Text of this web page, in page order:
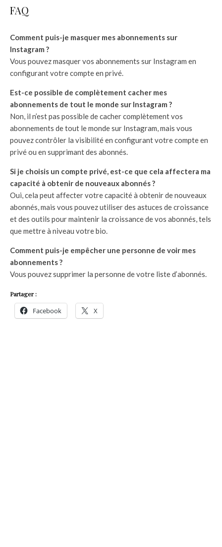
FAQ
Comment puis-je masquer mes abonnements sur
Instagram ?
Vous pouvez masquer vos abonnements sur Instagram en
configurant votre compte en privé.
Est-ce possible de complètement cacher mes
abonnements de tout le monde sur Instagram ?
Non, il n’est pas possible de cacher complètement vos
abonnements de tout le monde sur Instagram, mais vous
pouvez contrôler la visibilité en configurant votre compte en
privé ou en supprimant des abonnés.
Si je choisis un compte privé, est-ce que cela affectera ma
capacité à obtenir de nouveaux abonnés ?
Oui, cela peut affecter votre capacité à obtenir de nouveaux
abonnés, mais vous pouvez utiliser des astuces de croissance
et des outils pour maintenir la croissance de vos abonnés, tels
que mettre à niveau votre bio.
Comment puis-je empêcher une personne de voir mes
abonnements ?
Vous pouvez supprimer la personne de votre liste d’abonnés.
Partager :
Facebook X